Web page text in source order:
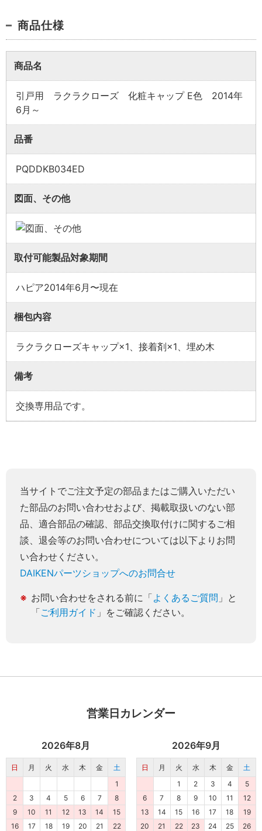
商品仕様
商品名
引戸用 ラクラクローズ 化粧キャップ E色 2014年
6月～
品番
PQDDKB034ED
図面、その他
取付可能製品対象期間
ハピア2014年6月〜現在
梱包内容
ラクラクローズキャップ×1、接着剤×1、埋め木
備考
交換専用品です。
当サイトでご注文予定の部品またはご購入いただい
た部品のお問い合わせおよび、掲載取扱いのない部
品、適合部品の確認、部品交換取付けに関するご相
談、退会等のお問い合わせについては以下よりお問
い合わせください。
DAIKENパーツショップへのお問合せ
お問い合わせをされる前に「よくあるご質問 」と
「ご利用ガイド 」をご確認ください。
取付方法説明書や埋木などの同梱品が付属してい
ない商品です。
同梱品が必要な場合は、「※業者様向け」と記載の
営業日カレンダー
2026年8月
日 月 火 水 木 金
土
1
2
3 4 5 6 7
8
9
10 11 12 13 14
15
16
17 18 19 20 21
22
2026年9月
日 月 火 水 木 金
土
1
2 3 4
5
6
7 8 9 10 11
12
13
14 15 16 17 18
19
20
21 22 23 24 25
26